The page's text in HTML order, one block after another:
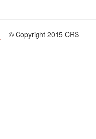
© Copyright 2015 CRS